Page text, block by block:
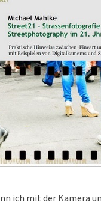
ich mit der Kamera